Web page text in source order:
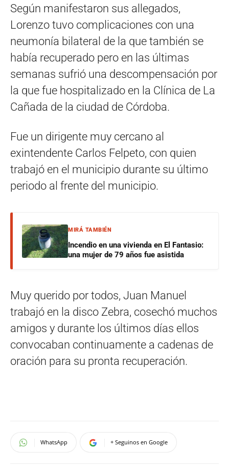
Según manifestaron sus allegados,
Lorenzo tuvo complicaciones con una
neumonía bilateral de la que también se
había recuperado pero en las últimas
semanas sufrió una descompensación por
la que fue hospitalizado en la Clínica de La
Cañada de la ciudad de Córdoba.
Fue un dirigente muy cercano al
exintendente Carlos Felpeto, con quien
trabajó en el municipio durante su último
periodo al frente del municipio.
MIRÁ TAMBIÉN
Incendio en una vivienda en El Fantasio:
una mujer de 79 años fue asistida
Muy querido por todos, Juan Manuel
trabajó en la disco Zebra, cosechó muchos
amigos y durante los últimos días ellos
convocaban continuamente a cadenas de
oración para su pronta recuperación.
WhatsApp + Seguinos en Google